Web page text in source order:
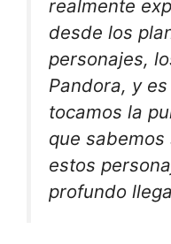
realmente
desde los
personajes,
Pandora, y
tocamos la
que
estos
profundo